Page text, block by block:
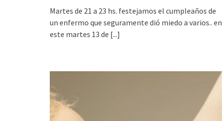
Martes de 21 a 23 hs. festejamos el cumpleaños de
un enfermo que seguramente dió miedo a varios.. en
este martes 13 de [...]